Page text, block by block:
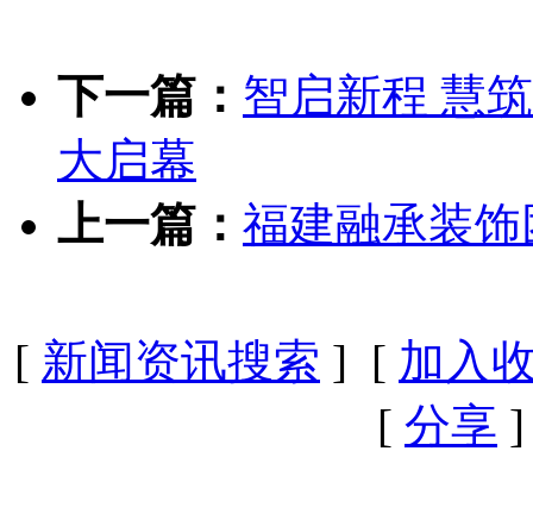
下一篇： 智启新程 慧
大启幕
上一篇： 福建融承装
[ 新闻资讯搜索 ] [ 加入
[ 分享